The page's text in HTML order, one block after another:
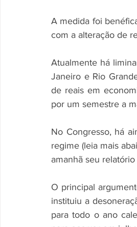
A medida foi
com a alteração de
Atualmente há
Janeiro e Rio
de reais em
por um semestre a
No Congresso, há
regime (leia mais
amanhã seu
O principal
instituiu a
para todo o ano